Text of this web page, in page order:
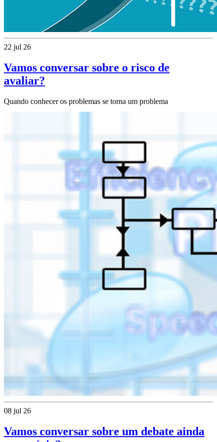
22 jul 26
Vamos conversar sobre o risco de
avaliar?
Quando conhecer os problemas se torna um problema
08 jul 26
Vamos conversar sobre um debate ainda